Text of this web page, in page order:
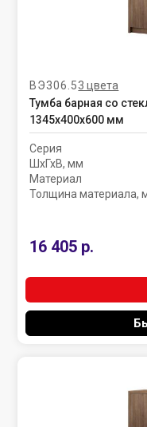
ВЭ306.53 цвета
Тумба барная со
1345х400х600 мм
Серия
ШхГхВ, мм
Материал
Толщина материала,
16 405 р.